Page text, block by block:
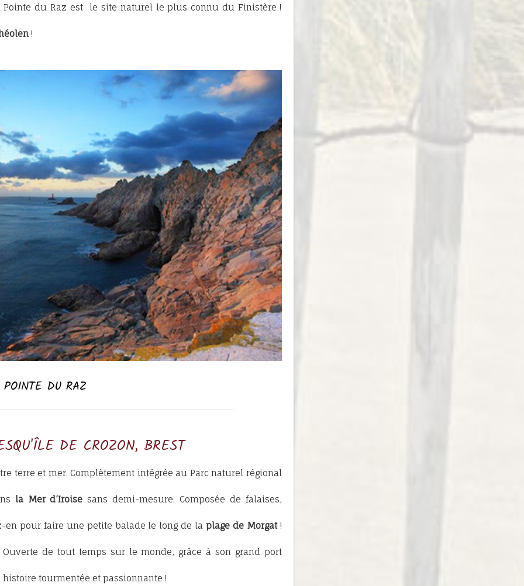
Pointe du Raz est le site naturel le plus connu du Finistère !
!
POINTE DU RAZ
DE CROZON, BREST
terre et mer. Complètement intégrée au Parc naturel régional
la Mer d’Iroise sans demi-mesure. Composée de falaises,
en pour faire une petite balade le long de la plage de Morgat!
de tout temps sur le monde, grâce à son grand port
tourmentée et passionnante !